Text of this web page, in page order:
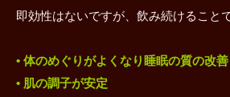
即効性はないですが、飲み続けることで
• 体のめぐりがよくなり睡眠の質の改善
• 肌の調子が安定